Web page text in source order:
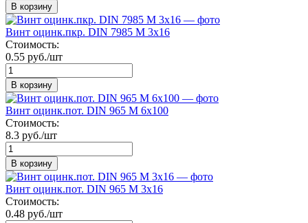
В корзину
Винт оцинк.пкр. DIN 7985 М 3х16
Стоимость:
0.55 руб./шт
В корзину
Винт оцинк.пот. DIN 965 М 6х100
Стоимость:
8.3 руб./шт
В корзину
Винт оцинк.пот. DIN 965 М 3х16
Стоимость:
0.48 руб./шт